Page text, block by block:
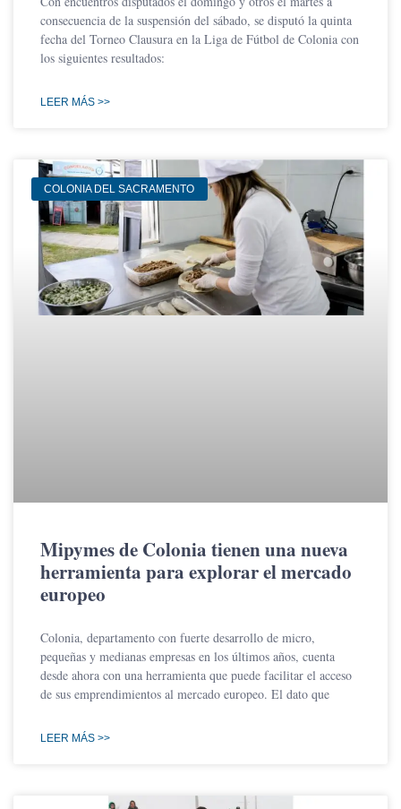
consecuencia de la suspensión del sábado, se disputó la quinta
fecha del Torneo Clausura en la Liga de Fútbol de Colonia con
los siguientes resultados:
LEER MÁS >>
COLONIA DEL SACRAMENTO
Mipymes de Colonia tienen una nueva
herramienta para explorar el mercado
europeo
Colonia, departamento con fuerte desarrollo de micro,
pequeñas y medianas empresas en los últimos años, cuenta
desde ahora con una herramienta que puede facilitar el acceso
de sus emprendimientos al mercado europeo. El dato que
LEER MÁS >>